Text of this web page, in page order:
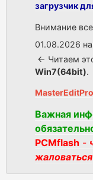
загрузчик
Внимание
01.08.2026
<- Читаем
Win7(64bit).
Важная
PCMflash -
жаловаться